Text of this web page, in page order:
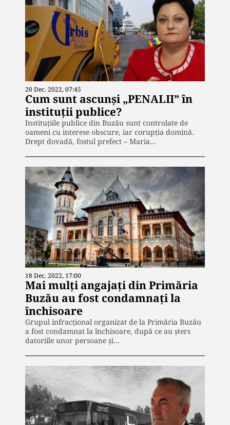
20 Dec. 2022, 07:45
Cum sunt ascunși „PENALII” în
instituții publice?
Instituțiile publice din Buzău sunt controlate de
oameni cu interese obscure, iar corupția domină.
Drept dovadă, fostul prefect – Maria…
18 Dec. 2022, 17:00
Mai mulți angajați din Primăria
Buzău au fost condamnați la
închisoare
Grupul infracțional organizat de la Primăria Buzău
a fost condamnat la închisoare, după ce au șters
datoriile unor persoane și…